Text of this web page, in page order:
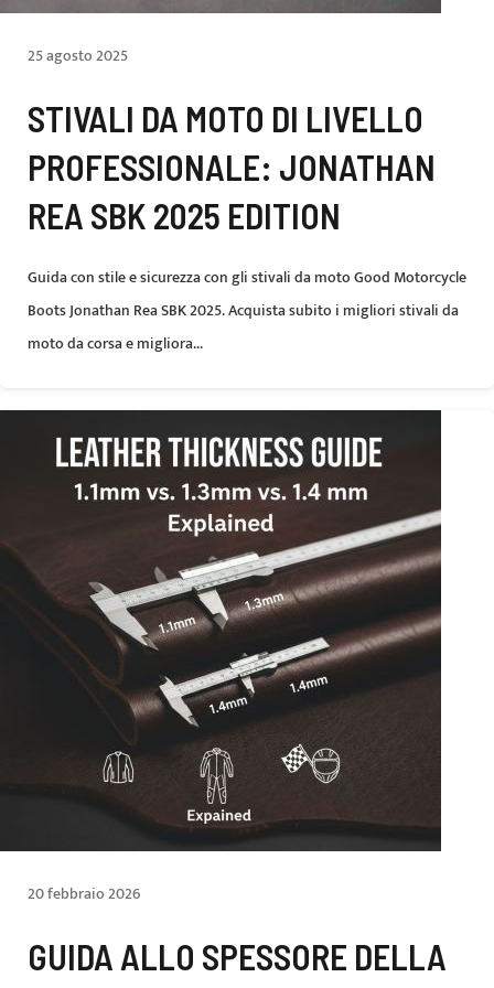
25 agosto 2025
STIVALI DA MOTO DI LIVELLO
PROFESSIONALE: JONATHAN
REA SBK 2025 EDITION
Guida con stile e sicurezza con gli stivali da moto Good Motorcycle
Boots Jonathan Rea SBK 2025. Acquista subito i migliori stivali da
moto da corsa e migliora...
20 febbraio 2026
GUIDA ALLO SPESSORE DELLA